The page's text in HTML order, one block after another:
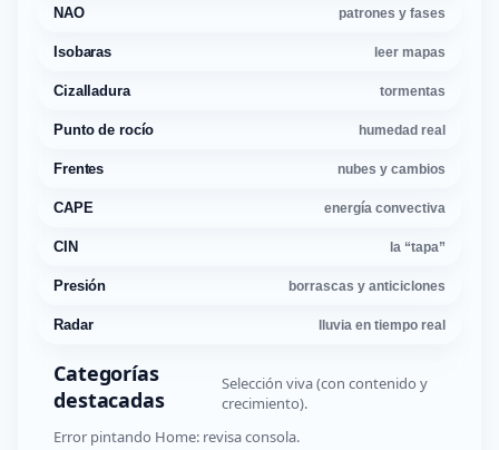
NAO patrones y fases
Isobaras leer mapas
Cizalladura tormentas
Punto de rocío humedad real
Frentes nubes y cambios
CAPE energía convectiva
CIN la “tapa”
Presión borrascas y anticiclones
Radar lluvia en tiempo real
Categorías
destacadas
Selección viva (con contenido y
crecimiento).
Error pintando Home: revisa consola.